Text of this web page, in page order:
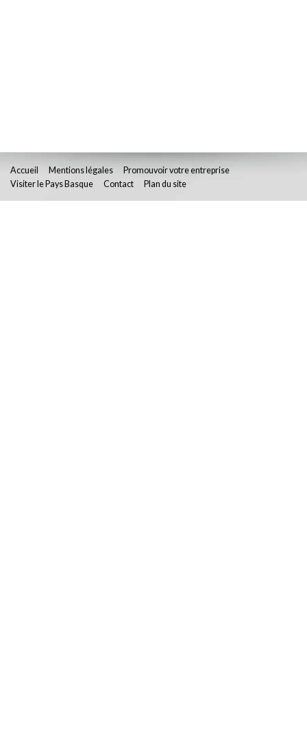
Accueil Mentions légales
Promouvoir votre entreprise
Visiter le Pays Basque
Contact Plan du site